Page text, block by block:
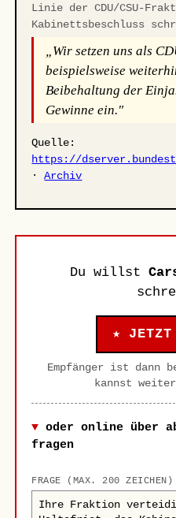
Linie der CDU/CSU-
Kabinettsbeschluss
„Wir setzen uns als
beispielsweise
Beibehaltung der
Gewinne ein."
Quelle:
https://
·Archiv
Du willst
★ JETZT
Empfänger ist dann
kannst
oder online über
fragen
FRAGE (MAX. 200 ZEICHEN)